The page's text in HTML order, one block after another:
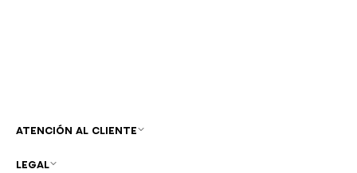
ATENCIÓN AL CLIENTE
LEGAL